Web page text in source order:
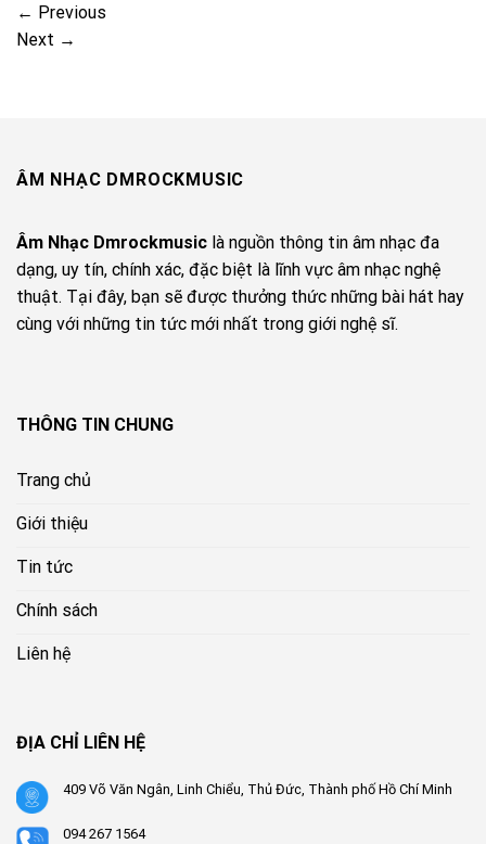
← Previous
Next →
ÂM NHẠC DMROCKMUSIC
Âm Nhạc Dmrockmusic là nguồn thông tin âm nhạc đa
dạng, uy tín, chính xác, đặc biệt là lĩnh vực âm nhạc nghệ
thuật. Tại đây, bạn sẽ được thưởng thức những bài hát hay
cùng với những tin tức mới nhất trong giới nghệ sĩ.
THÔNG TIN CHUNG
Trang chủ
Giới thiệu
Tin tức
Chính sách
Liên hệ
ĐỊA CHỈ LIÊN HỆ
409 Võ Văn Ngân, Linh Chiểu, Thủ Đức, Thành phố Hồ Chí Minh
094 267 1564